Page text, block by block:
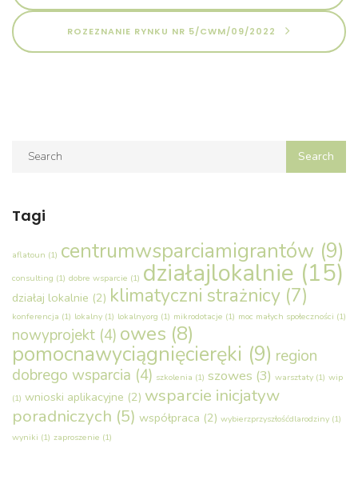
ROZEZNANIE RYNKU NR 5/CWM/09/2022
Tagi
aflatoun (1) centrumwsparciamigrantów (9)
consulting (1) dobre wsparcie (1) działajlokalnie (15)
działaj lokalnie (2) klimatyczni strażnicy (7)
konferencja (1) lokalny (1) lokalny.org (1) mikrodotacje (1) moc małych społeczności (1)
nowyprojekt (4) owes (8)
pomocnawyciągnięcieręki (9) region
dobrego wsparcia (4) szkolenia (1) szowes (3) warsztaty (1) wip
(1) wnioski aplikacyjne (2) wsparcie inicjatyw
poradniczych (5) współpraca (2) wybierzprzyszłośćdlarodziny (1)
wyniki (1) zaproszenie (1)